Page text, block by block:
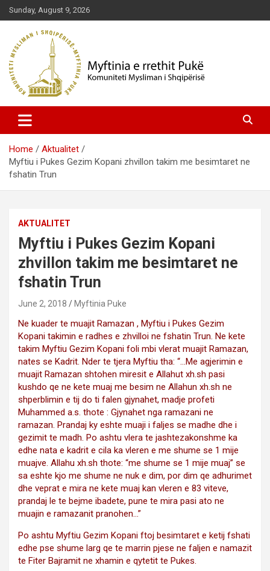
Skip
to
content
Sunday, August 9, 2026
Myftinia Pukë | Faqja Zyrtare
Home
Aktualitet
Myftiu i Pukes Gezim Kopani zhvillon takim me besimtaret ne
fshatin Trun
AKTUALITET
Myftiu i Pukes Gezim Kopani
zhvillon takim me besimtaret ne
fshatin Trun
June 2, 2018 Myftinia Puke
Ne kuader te muajit Ramazan , Myftiu i Pukes Gezim
Kopani takimin e radhes e zhvilloi ne fshatin Trun. Ne kete
takim Myftiu Gezim Kopani foli mbi vlerat muajit Ramazan,
nates se Kadrit. Nder te tjera Myftiu tha: “…Me agjerimin e
muajit Ramazan shtohen miresit e Allahut xh.sh pasi
kushdo qe ne kete muaj me besim ne Allahun xh.sh ne
shperblimin e tij do ti falen gjynahet, madje profeti
Muhammed a.s. thote : Gjynahet nga ramazani ne
ramazan. Prandaj ky eshte muaji i faljes se madhe dhe i
gezimit te madh. Po ashtu vlera te jashtezakonshme ka
edhe nata e kadrit e cila ka vleren e me shume se 1 mije
muajve. Allahu xh.sh thote: “me shume se 1 mije muaj” se
sa eshte kjo me shume ne nuk e dim, por dim qe adhurimet
dhe veprat e mira ne kete muaj kan vleren e 83 viteve,
prandaj le te bejme ibadete, pune te mira pasi ato ne
muajin e ramazanit pranohen…”
Po ashtu Myftiu Gezim Kopani ftoj besimtaret e ketij fshati
edhe pse shume larg qe te marrin pjese ne faljen e namazit
te Fiter Bajramit ne xhamin e qytetit te Pukes.